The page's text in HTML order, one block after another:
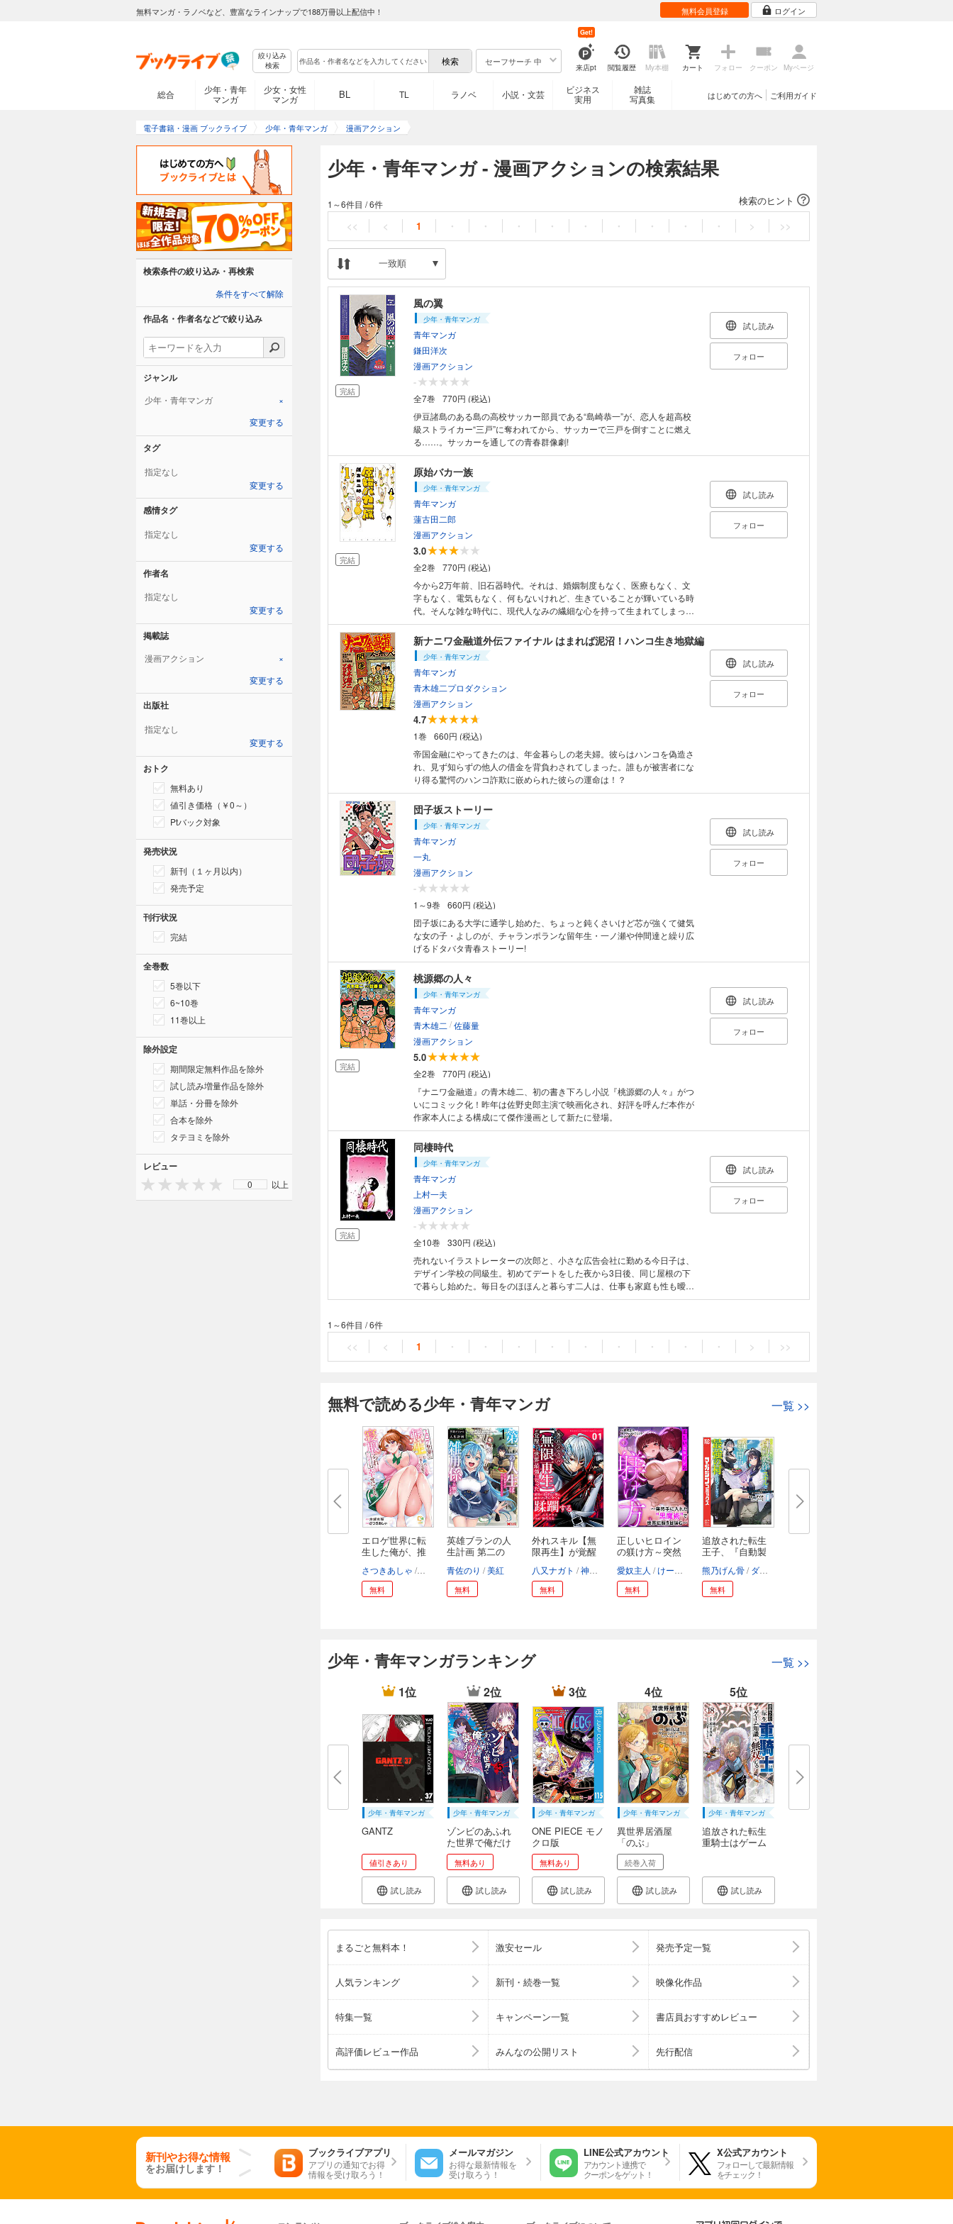
無料マンガ・ラノベなど、豊富なラインナップで188万冊以上配信中！ 無料会員登録 ログイン
絞り込み
検索
セーフサーチ 中
来店pt
Get!
閲覧履歴 My本棚 カート フォロー クーポン Myページ
総合
少年・青年
マンガ
少女・女性
マンガ
BL TL ラノベ 小説・文芸
ビジネス
実用
雑誌
写真集
ご利用ガイド
はじめての方へ
電子書籍・漫画 ブックライブ 少年・青年マンガ 漫画アクション
少年・青年マンガ - 漫画アクションの検索結果
検索のヒント
1～6件目 /6件
<< < 1 ・ ・ ・ ・ ・ ・ ・ ・ ・ > >>
一致順
完結
風の翼
少年・青年マンガ
青年マンガ
鎌田洋次
漫画アクション
-
全7巻
770円 (税込)
伊豆諸島のある島の高校サッカー部員である“島崎恭一”が、恋人を超高校
級ストライカー“三戸”に奪われてから、サッカーで三戸を倒すことに燃え
る……。サッカーを通しての青春群像劇!
試し読み
フォロー
完結
原始バカ一族
少年・青年マンガ
青年マンガ
蓮古田二郎
漫画アクション
3.0
全2巻
770円 (税込)
今から2万年前、旧石器時代。それは、婚姻制度もなく、医療もなく、文
字もなく、電気もなく、何もないけれど、生きていることが輝いている時
代。そんな雑な時代に、現代人なみの繊細な心を持って生まれてしまった
少年チンタオの目を通じ、生命力とは何かを問うショートギャグ漫画。作
者は「しあわせ団地」でお馴染みの蓮（之繞2点）古田二郎。「Web漫画
アクション」にて好評連載中。
試し読み
フォロー
新ナニワ金融道外伝ファイナル はまれば泥沼！ハンコ生き地獄編
少年・青年マンガ
青年マンガ
青木雄二プロダクション
漫画アクション
4.7
1巻
660円 (税込)
帝国金融にやってきたのは、年金暮らしの老夫婦。彼らはハンコを偽造さ
れ、見ず知らずの他人の借金を背負わされてしまった。誰もが被害者にな
り得る驚愕のハンコ詐欺に嵌められた彼らの運命は！？
試し読み
フォロー
団子坂ストーリー
少年・青年マンガ
青年マンガ
一丸
漫画アクション
-
1～9巻
660円 (税込)
団子坂にある大学に通学し始めた、ちょっと鈍くさいけど芯が強くて健気
な女の子・よしのが、チャランポランな留年生・一ノ瀬や仲間達と繰り広
げるドタバタ青春ストーリー!
試し読み
フォロー
完結
桃源郷の人々
少年・青年マンガ
青年マンガ
青木雄二 /佐藤量
漫画アクション
5.0
全2巻
770円 (税込)
『ナニワ金融道』の青木雄二、初の書き下ろし小説『桃源郷の人々』がつ
いにコミック化！昨年は佐野史郎主演で映画化され、好評を呼んだ本作が
作家本人による構成にて傑作漫画として新たに登場。
試し読み
フォロー
完結
同棲時代
少年・青年マンガ
青年マンガ
上村一夫
漫画アクション
-
全10巻
330円 (税込)
売れないイラストレーターの次郎と、小さな広告会社に勤める今日子は、
デザイン学校の同級生。初めてデートをした夜から3日後、同じ屋根の下
で暮らし始めた。毎日をのほほんと暮らす二人は、仕事も家庭も性も曖昧
にしていられるのは同棲しかないと思っている。次郎23歳、今日子21歳
試し読み
フォロー
1～6件目 /6件
<< < 1 ・ ・ ・ ・ ・ ・ ・ ・ ・ > >>
無料で読める少年・青年マンガ 一覧 >>
エロゲ世界に転
生した俺が、推
さつきあしゃ 水城水城
無料
英雄ブランの人
生計画 第二の
青佐のり 美紅
無料
外れスキル【無
限再生】が覚醒
八又ナガト 神代大志 アンブル編集部
無料
正しいヒロイン
の躾け方～突然
愛奴主人 けーき ファーストコミック
無料
追放された転生
王子、『自動製
熊乃げん骨 ダイチ
無料
少年・青年マンガランキング 一覧 >>
1位
少年・青年マンガ
GANTZ
値引きあり
試し読み
2位
少年・青年マンガ
ゾンビのあふれ
た世界で俺だけ
が...
無料あり
試し読み
3位
少年・青年マンガ
ONE PIECE モノ
クロ版
無料あり
試し読み
4位
少年・青年マンガ
異世界居酒屋
「のぶ」
続巻入荷
試し読み
5位
少年・青年マンガ
追放された転生
重騎士はゲーム
試し読み
まるごと無料本！ 激安セール 発売予定一覧
人気ランキング 新刊・続巻一覧 映像化作品
特集一覧 キャンペーン一覧 書店員おすすめレビュー
高評価レビュー作品 みんなの公開リスト 先行配信
検索条件の絞り込み・再検索
条件をすべて解除
作品名・作者名などで絞り込み
ジャンル
少年・青年マンガ ×
変更する
タグ
指定なし
変更する
感情タグ
指定なし
変更する
作者名
指定なし
変更する
掲載誌
漫画アクション ×
変更する
出版社
指定なし
変更する
おトク
無料あり
値引き価格（￥0～）
Ptバック対象
発売状況
新刊（１ヶ月以内）
発売予定
刊行状況
完結
全巻数
5巻以下
6~10巻
11巻以上
除外設定
期間限定無料作品を除外
試し読み増量作品を除外
単話・分冊を除外
合本を除外
タテヨミを除外
レビュー
0 以上
新刊やお得な情報
をお届けします！
ブックライブアプリ
アプリの通知でお得
情報を受け取ろう！
メールマガジン
お得な最新情報を
受け取ろう！
LINE公式アカウント
アカウント連携で
クーポンをゲット！
X公式アカウント
フォローして最新情報
をチェック！